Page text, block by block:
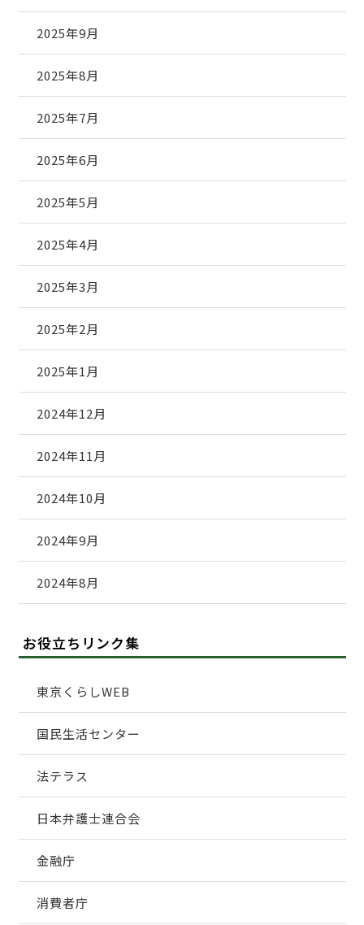
2025年9月
2025年8月
2025年7月
2025年6月
2025年5月
2025年4月
2025年3月
2025年2月
2025年1月
2024年12月
2024年11月
2024年10月
2024年9月
2024年8月
お役立ちリンク集
東京くらしWEB
国民生活センター
法テラス
日本弁護士連合会
金融庁
消費者庁